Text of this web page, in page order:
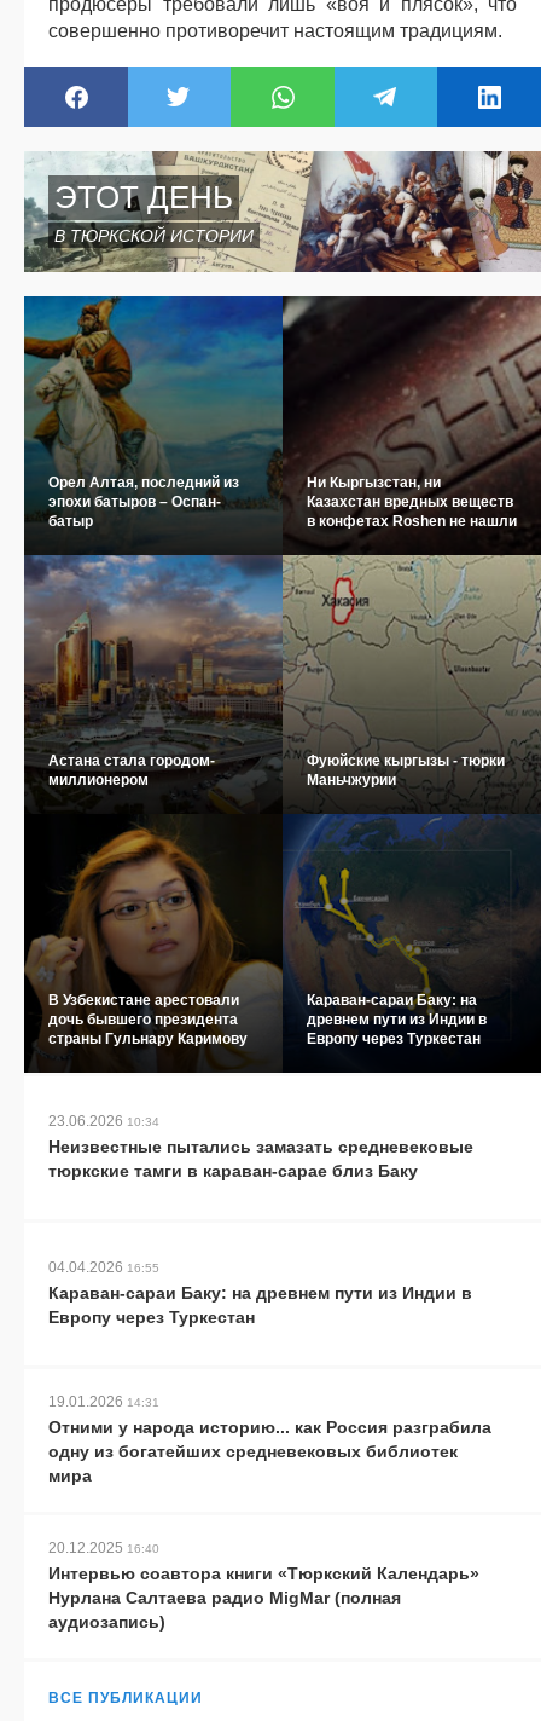
совершенно противоречит настоящим традициям.
ЭТОТ ДЕНЬ
В ТЮРКСКОЙ ИСТОРИИ
Орел Алтая, последний из
эпохи батыров – Оспан-
батыр
Ни Кыргызстан, ни
Казахстан вредных веществ
в конфетах Roshen не нашли
Астана стала городом-
миллионером
Фуюйские кыргызы - тюрки
Маньчжурии
В Узбекистане арестовали
дочь бывшего президента
страны Гульнару Каримову
Караван-сараи Баку: на
древнем пути из Индии в
Европу через Туркестан
23.06.2026 10:34
Неизвестные пытались замазать средневековые
тюркские тамги в караван-сарае близ Баку
04.04.2026 16:55
Караван-сараи Баку: на древнем пути из Индии в
Европу через Туркестан
19.01.2026 14:31
Отними у народа историю... как Россия разграбила
одну из богатейших средневековых библиотек
мира
20.12.2025 16:40
Интервью соавтора книги «Тюркский Календарь»
Нурлана Салтаева радио MigMar (полная
аудиозапись)
ВСЕ ПУБЛИКАЦИИ